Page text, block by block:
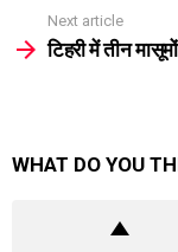
Next article
टिहरी में तीन
WHAT DO YOU